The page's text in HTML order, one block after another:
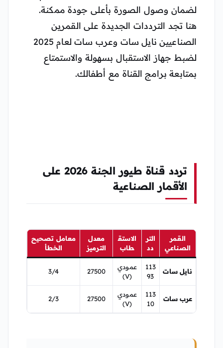
لضمان وصول الصورة بأعلى جودة ممكنة.
هنا تجد الترددات الجديدة على القمرين
الصناعيين نايل سات وعرب سات لعام 2025
لضبط جهاز الاستقبال بسهولة والاستمتاع
بمتابعة برامج القناة مع أطفالك.
تردد قناة طيور الجنة 2026 على
الأقمار الصناعية
القمر
الصناعي
التر
دد
الاستق
طاب
معدل
الترميز
معامل تصحيح
الخطأ
نايل سات
113
93
عمودي
(V)
27500
3/4
عرب سات
113
10
عمودي
(V)
27500
2/3